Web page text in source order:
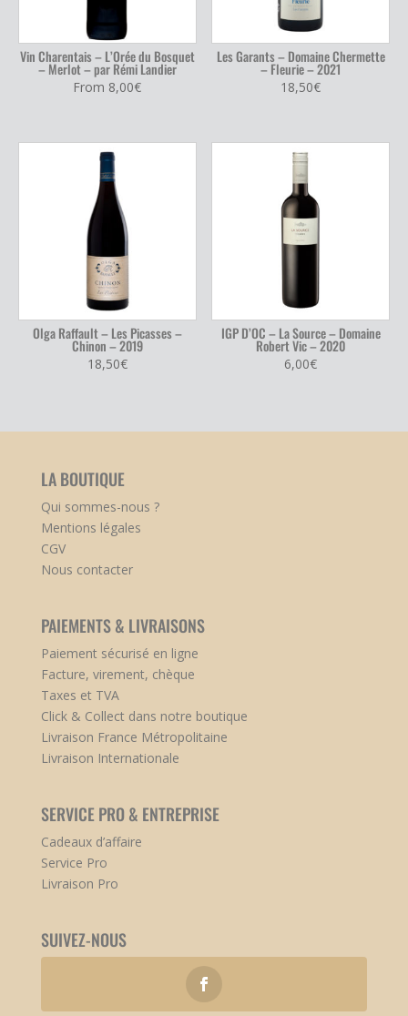
Vin Charentais – L’Orée du Bosquet
– Merlot – par Rémi Landier
From 8,00€
Les Garants – Domaine Chermette
– Fleurie – 2021
18,50€
Olga Raffault – Les Picasses –
Chinon – 2019
18,50€
IGP D’OC – La Source – Domaine
Robert Vic – 2020
6,00€
LA BOUTIQUE
Qui sommes-nous ?
Mentions légales
CGV
Nous contacter
PAIEMENTS & LIVRAISONS
Paiement sécurisé en ligne
Facture, virement, chèque
Taxes et TVA
Click & Collect dans notre boutique
Livraison France Métropolitaine
Livraison Internationale
SERVICE PRO & ENTREPRISE
Cadeaux d’affaire
Service Pro
Livraison Pro
SUIVEZ-NOUS